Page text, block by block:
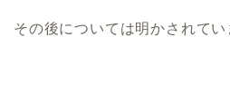
その後については明かされてい